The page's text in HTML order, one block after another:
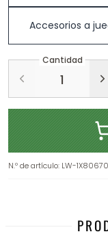
Accesorios a
Cantidad
N.º de artículo: LW-